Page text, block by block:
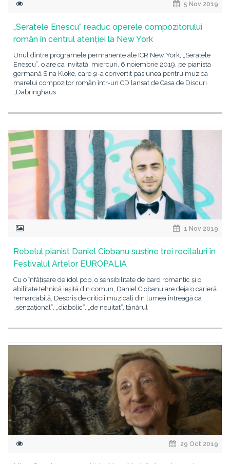
5 Nov 2019
„Seratele Enescu” readuc operele compozitorului
român în centrul atenției la New York
Unul dintre programele permanente ale ICR New York, „Seratele
Enescu”, o are ca invitată, miercuri, 6 noiembrie 2019, pe pianista
germană Sina Kloke, care și-a convertit pasiunea pentru muzica
marelui compozitor român într-un CD lansat de Casa de Discuri
„Dabringhaus
1 Nov 2019
Rebelul pianist Daniel Ciobanu susține trei recitaluri în
Festivalul Artelor EUROPALIA
Cu o înfățișare de idol pop, o sensibilitate de bard romantic și o
abilitate tehnică ieșită din comun, Daniel Ciobanu are deja o carieră
remarcabilă. Descris de criticii muzicali din lumea întreagă ca
„senzațional”, „diabolic”, „de neuitat”, tânărul
29 Oct 2019